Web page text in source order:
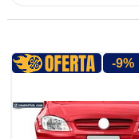
-9%